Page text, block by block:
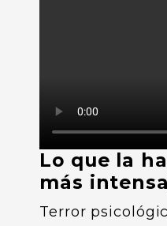
Lo que la
más
Terror